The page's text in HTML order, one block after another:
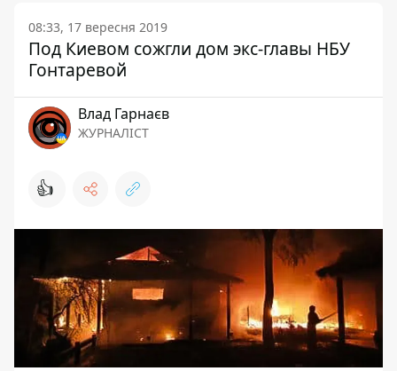
08:33, 17 вересня 2019
Под Киевом сожгли дом экс-главы НБУ
Гонтаревой
Влад Гарнаєв
ЖУРНАЛІСТ
👍